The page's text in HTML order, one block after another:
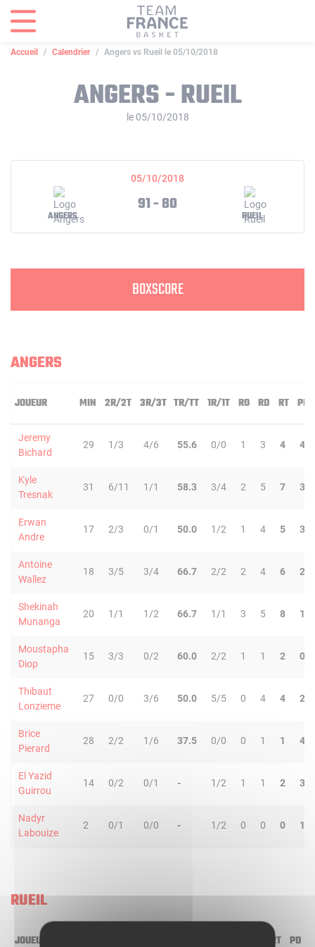
Accueil Calendrier Angers vs Rueil le 05/10/2018
ANGERS - RUEIL
le 05/10/2018
05/10/2018
ANGERS
91 - 80
RUEIL
BOXSCORE
ANGERS
JOUEUR MIN 2R/2T 3R/3T TR/TT 1R/1T RO RD RT PD
Jeremy
Bichard
29 1/3 4/6 55.6 0/0 1 3 4 4
Kyle
Tresnak
31 6/11 1/1 58.3 3/4 2 5 7 3
Erwan
Andre
17 2/3 0/1 50.0 1/2 1 4 5 3
Antoine
Wallez
18 3/5 3/4 66.7 2/2 2 4 6 2
Shekinah
Munanga
20 1/1 1/2 66.7 1/1 3 5 8 1
Moustapha
Diop
15 3/3 0/2 60.0 2/2 1 1 2 0
Thibaut
Lonzieme
27 0/0 3/6 50.0 5/5 0 4 4 2
Brice
Pierard
28 2/2 1/6 37.5 0/0 0 1 1 4
El Yazid
Guirrou
14 0/2 0/1 - 1/2 1 1 2 3
Nadyr
Labouize
2 0/1 0/0 - 1/2 0 0 0 1
RUEIL
JOUEUR RT PD
Panneau de gestion des cookies